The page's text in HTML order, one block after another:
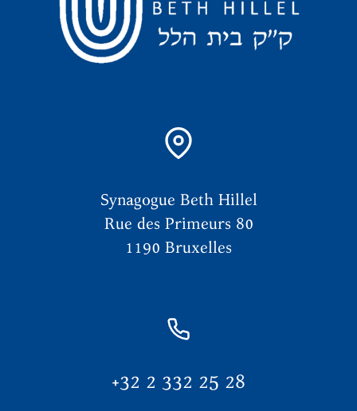
Synagogue Beth Hillel
Rue des Primeurs 80
1190 Bruxelles
+32 2 332 25 28